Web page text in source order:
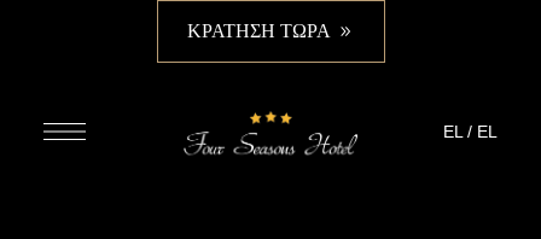
ΚΡΑΤΗΣΗ ΤΩΡΑ
EL / EL